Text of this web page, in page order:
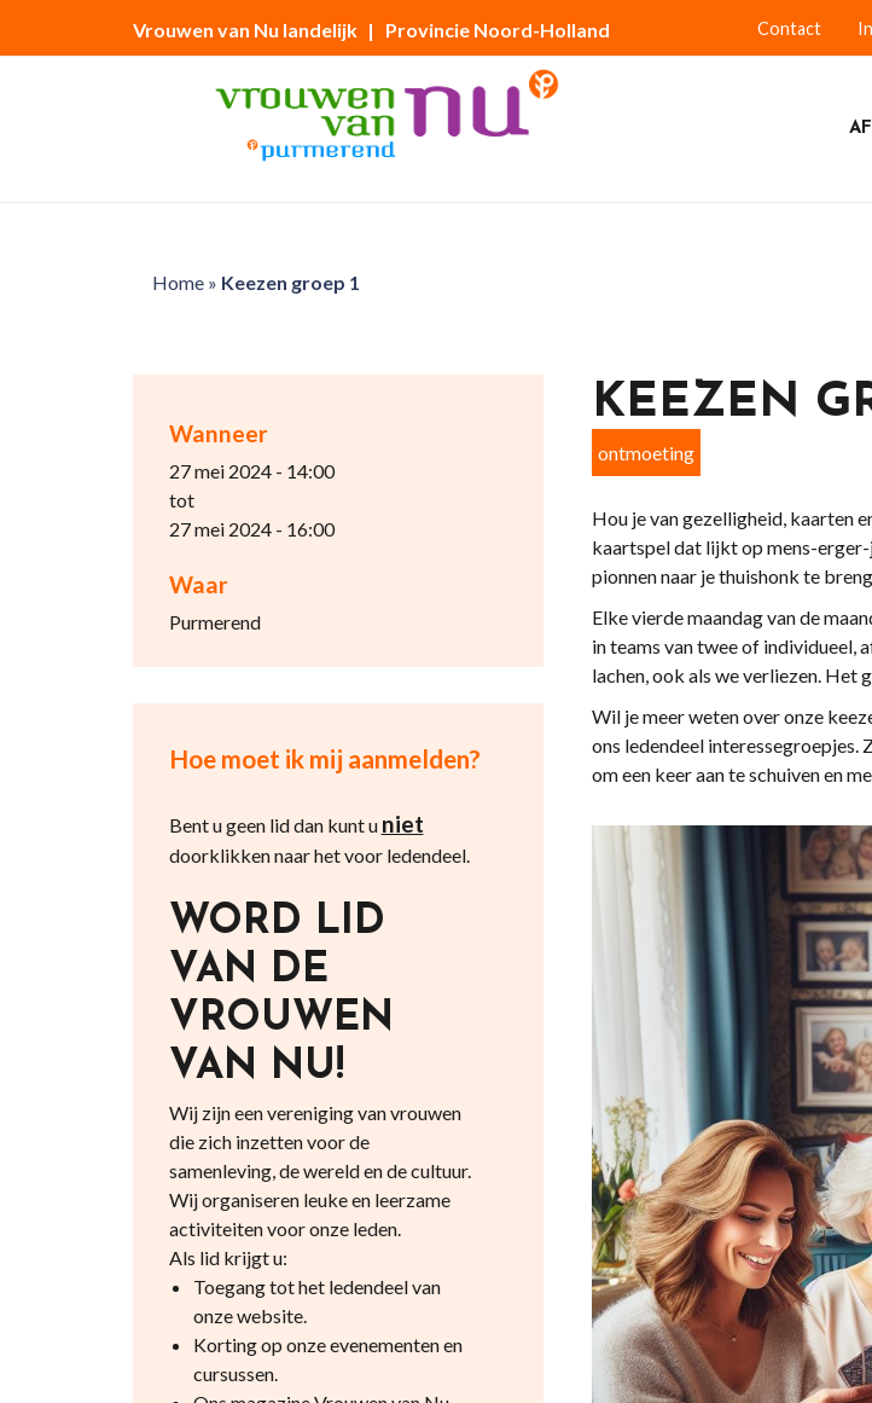
Vrouwen van Nu landelijk | Provincie Noord-Holland Contact
Home» Keezen groep 1
Wanneer
27 mei 2024 - 14:00
tot
27 mei 2024 - 16:00
Waar
Purmerend
Hoe moet ik mij aanmelden?
Bent u geen lid dan kunt u niet
doorklikken naar het voor ledendeel.
WORD LID
VAN DE
VROUWEN
VAN NU!
Wij zijn een vereniging van vrouwen
die zich inzetten voor de
samenleving, de wereld en de cultuur.
Wij organiseren leuke en leerzame
activiteiten voor onze leden.
Als lid krijgt u:
Toegang tot het ledendeel van
onze website.
Korting op onze evenementen en
cursussen.
KEEZEN
ontmoeting
Hou je van gezelligheid, kaarten
kaartspel dat lijkt op mens-erger-
pionnen naar je thuishonk te
Elke vierde maandag van de
in teams van twee of individueel,
lachen, ook als we verliezen. Het
Wil je meer weten over onze
ons ledendeel interessegroepjes.
om een keer aan te schuiven en